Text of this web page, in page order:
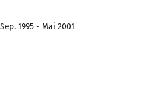
1995 - Mai 2001